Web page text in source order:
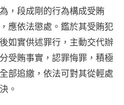
，段成剛的行為構成受賄
應依法懲處。鑑於其受賄犯
如實供述罪行，主動交代辦
受賄事實，認罪悔罪，積極
部追繳，依法可對其從輕處
。